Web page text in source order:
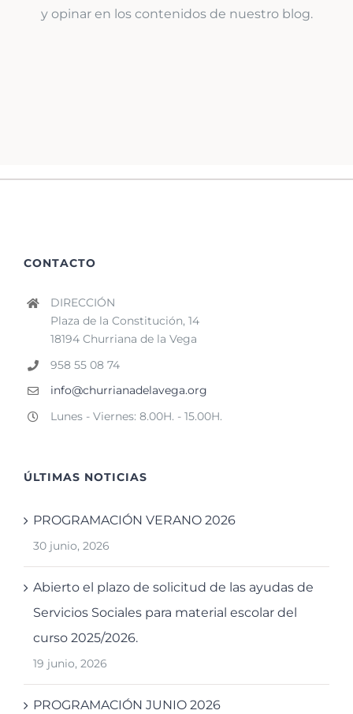
y opinar en los contenidos de nuestro blog.
CONTACTO
DIRECCIÓN
Plaza de la Constitución, 14
18194 Churriana de la Vega
958 55 08 74
info@churrianadelavega.org
Lunes - Viernes: 8.00H. - 15.00H.
ÚLTIMAS NOTICIAS
PROGRAMACIÓN VERANO 2026
30 junio, 2026
Abierto el plazo de solicitud de las ayudas de
Servicios Sociales para material escolar del
curso 2025/2026.
19 junio, 2026
PROGRAMACIÓN JUNIO 2026